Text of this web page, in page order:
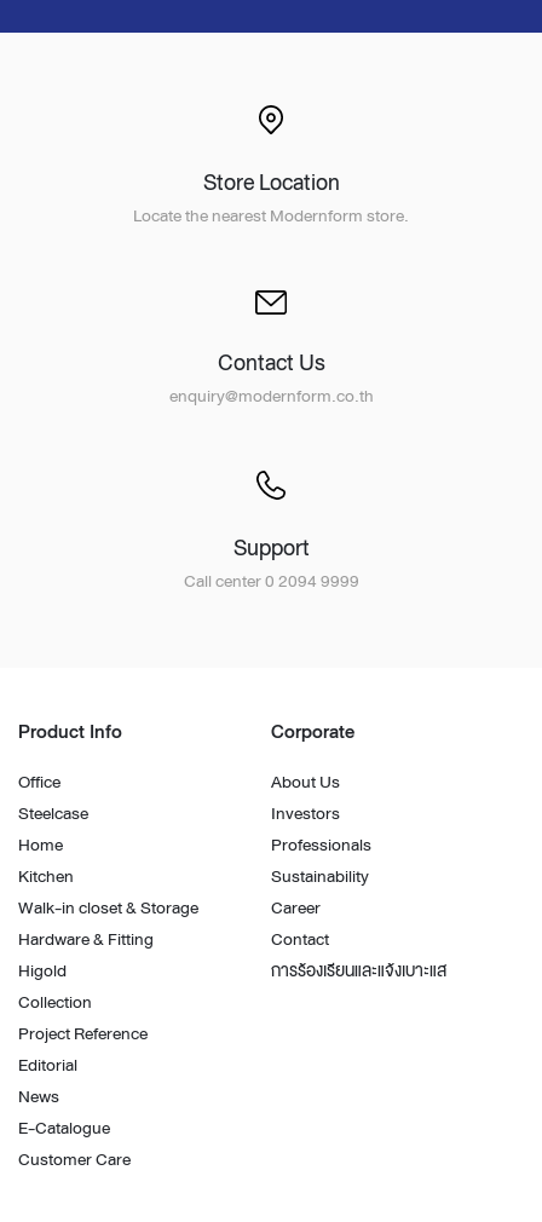
Store Location
Locate the nearest Modernform store.
Contact Us
enquiry@modernform.co.th
Support
Call center 0 2094 9999
Product Info
Office
Steelcase
Home
Kitchen
Walk-in closet & Storage
Hardware & Fitting
Higold
Collection
Project Reference
Editorial
News
E-Catalogue
Customer Care
Corporate
About Us
Investors
Professionals
Sustainability
Career
Contact
การร้องเรียนและแจ้งเบาะแส